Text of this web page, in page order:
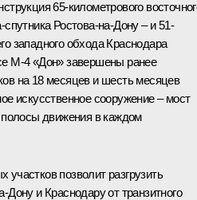
65-километрового
Ростова-на-Дону – и 51-
западного обхода Краснодара
М-4 «Дон» завершены ранее
на 18 месяцев и шесть месяцев
искусственное сооружение – мост
полосы движения в каждом
позволит разгрузить
Дону и Краснодару от транзитного